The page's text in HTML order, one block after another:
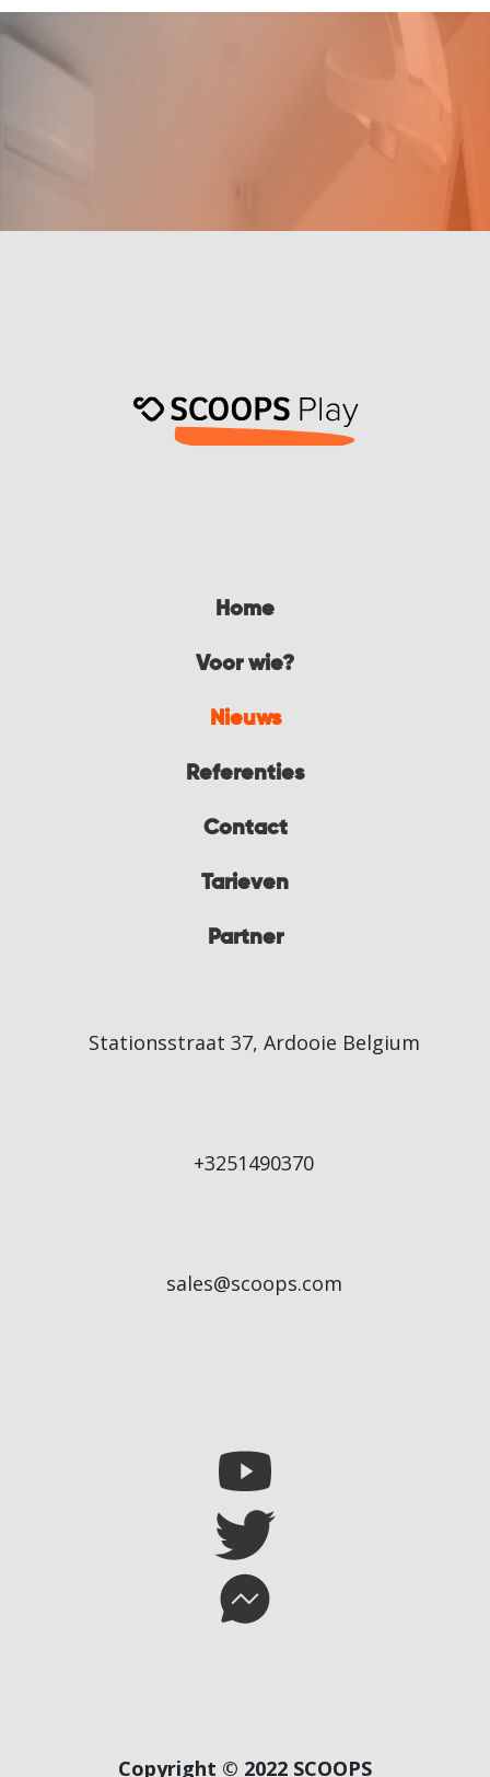
Home
Voor wie?
Nieuws
Referenties
Contact
Tarieven
Partner
Stationsstraat 37, Ardooie Belgium
+3251490370
sales@scoops.com
Copyright © 2022 SCOOPS